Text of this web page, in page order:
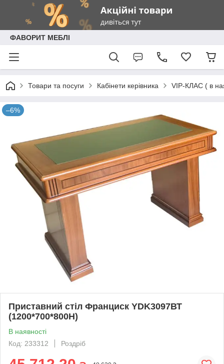
ФАВОРИТ МЕБЛІ
Товари та посуги Кабінети керівника VIP-КЛАС ( в
–6%
Приставний стіл Франциск YDK3097ВТ
(1200*700*800H)
В наявності
Код: 233312
Роздріб